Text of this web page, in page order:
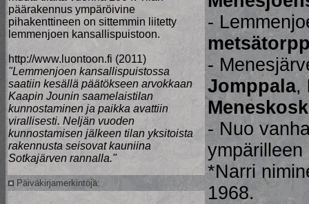
-
-
Jomppala,
- Nuo
*Narri
1968.
päärakennus ympäröivine
pihakenttineen on sittemmin liitetty
lemmenjoen kansallispuistoon.
http://www.luontoon.fi (2011)
"Lemmenjoen kansallispuistossa
saatiin kesällä päätökseen arvokkaan
Kaapin Jounin saamelaistilan
kunnostaminen ja paikka avattiin
virallisesti. Neljän vuoden
kunnostamisen jälkeen tilan yksitoista
rakennusta seisovat kauniina
Sotkajärven rannalla."
Päiväkirjamerkintöjä: